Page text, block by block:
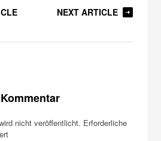
NEXT ARTICLE
nicht veröffentlicht. Erforderliche